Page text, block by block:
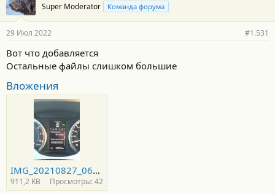
Super Moderator Команда форума
29 Июл 2022 #1.531
Вот что добавляется
Остальные файлы слишком большие
Вложения
IMG_20210827_060522.jpg
911,2 KB Просмотры: 42